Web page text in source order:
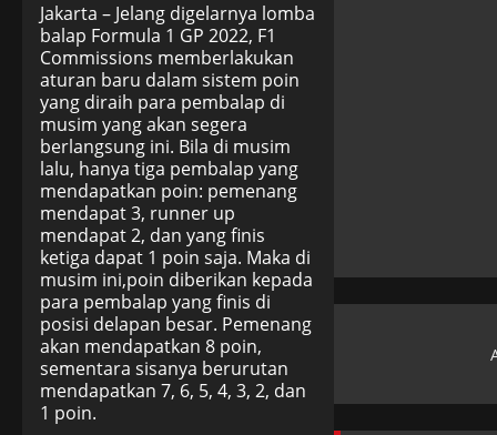
Jakarta – Jelang digelarnya lomba
balap Formula 1 GP 2022, F1
Commissions memberlakukan
aturan baru dalam sistem poin
yang diraih para pembalap di
musim yang akan segera
berlangsung ini. Bila di musim
lalu, hanya tiga pembalap yang
mendapatkan poin: pemenang
mendapat 3, runner up
mendapat 2, dan yang finis
ketiga dapat 1 poin saja. Maka di
musim ini,poin diberikan kepada
para pembalap yang finis di
posisi delapan besar. Pemenang
akan mendapatkan 8 poin,
sementara sisanya berurutan
mendapatkan 7, 6, 5, 4, 3, 2, dan
1 poin.